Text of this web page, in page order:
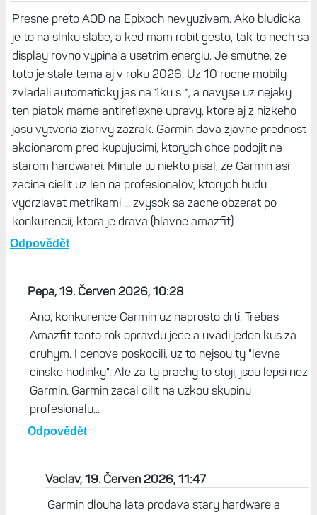
Presne preto AOD na Epixoch nevyuzivam. Ako bludicka
je to na slnku slabe, a ked mam robit gesto, tak to nech sa
display rovno vypina a usetrim energiu. Je smutne, ze
toto je stale tema aj v roku 2026. Uz 10 rocne mobily
zvladali automaticky jas na 1ku s *, a navyse uz nejaky
ten piatok mame antireflexne upravy, ktore aj z nizkeho
jasu vytvoria ziarivy zazrak. Garmin dava zjavne prednost
akcionarom pred kupujucimi, ktorych chce podojit na
starom hardwarei. Minule tu niekto pisal, ze Garmin asi
zacina cielit uz len na profesionalov, ktorych budu
vydrziavat metrikami ... zvysok sa zacne obzerat po
konkurencii, ktora je drava (hlavne amazfit)
Odpovědět
Pepa, 19. Červen 2026, 10:28
Ano, konkurence Garmin uz naprosto drti. Trebas
Amazfit tento rok opravdu jede a uvadi jeden kus za
druhym. I cenove poskocili, uz to nejsou ty "levne
cinske hodinky". Ale za ty prachy to stoji, jsou lepsi nez
Garmin. Garmin zacal cilit na uzkou skupinu
profesionalu...
Odpovědět
Vaclav, 19. Červen 2026, 11:47
Garmin dlouha lata prodava stary hardware a